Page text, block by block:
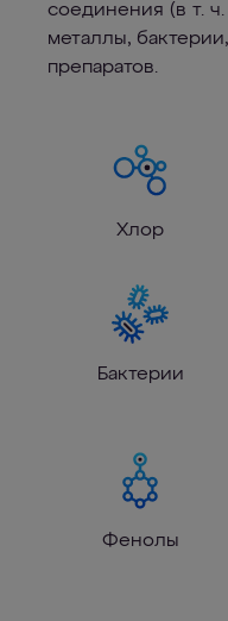
соединения (в т.
металлы,
препаратов.
Хлор
Бактерии
Фенолы